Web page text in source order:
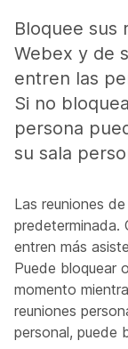
Bloquee sus
Webex y de
entren las
Si no
persona
su sala
Las reuniones
predeterminada.
entren más
Puede bloquear
momento
reuniones
personal, puede